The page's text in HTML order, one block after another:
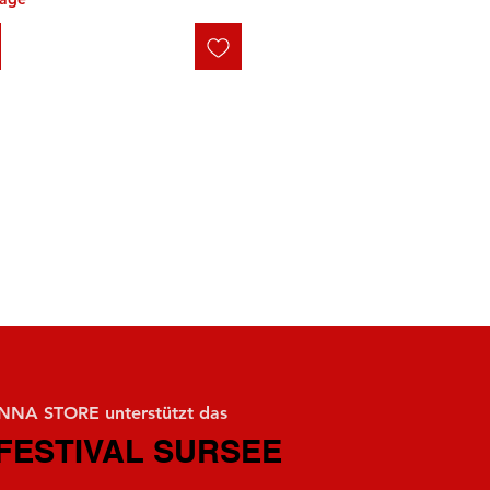
STORE unterstützt das
SURSEE
SURSEE